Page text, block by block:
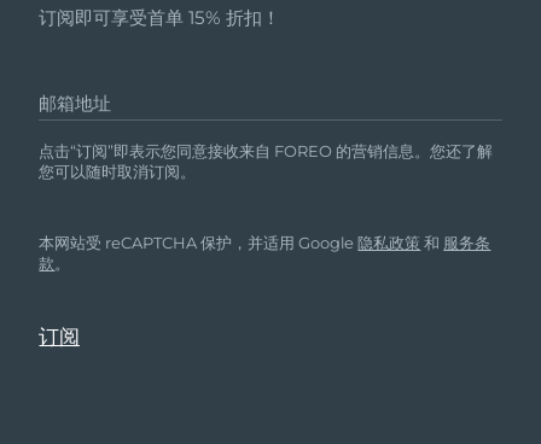
订阅即可享受首单 15% 折扣！
邮箱地址
点击“订阅”即表示您同意接收来自 FOREO 的营销信息。您还了解
您可以随时取消订阅。
本网站受 reCAPTCHA 保护，并适用 Google隐私政策 和 服务条
款。